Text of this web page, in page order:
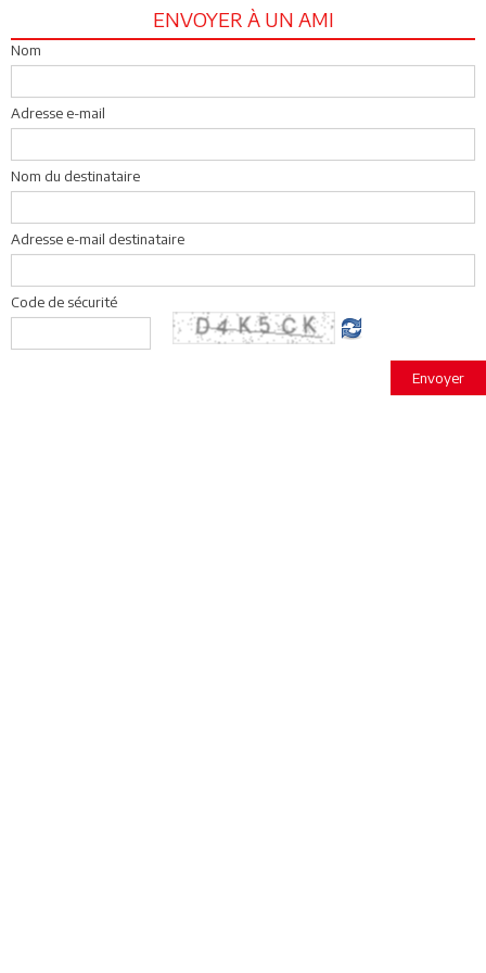
ENVOYER À UN AMI
Nom
Adresse e-mail
Nom du destinataire
Adresse e-mail destinataire
Code de sécurité
Envoyer